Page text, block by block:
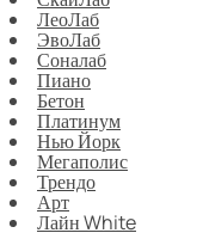
ЛеоЛаб
ЭвоЛаб
Соналаб
Пиано
Бетон
Платинум
Нью Йорк
Мегаполис
Трендо
Арт
Лайн White